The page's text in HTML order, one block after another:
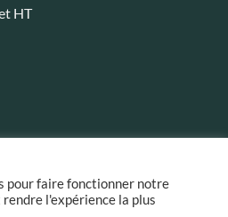
HT
pour faire fonctionner notre
l'expérience la plus